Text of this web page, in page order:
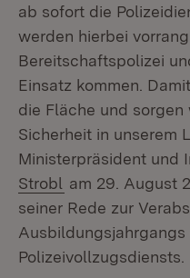
ab sofort die
werden hierbei
Bereitschaftspolizei
Einsatz kommen.
die Fläche und
Sicherheit in unserem
Ministerpräsident und
Strobl am 29. August
seiner Rede zur
Polizeivollzugsdiensts.